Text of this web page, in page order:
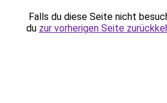
Falls du diese Seite nicht
du zur vorherigen Seite